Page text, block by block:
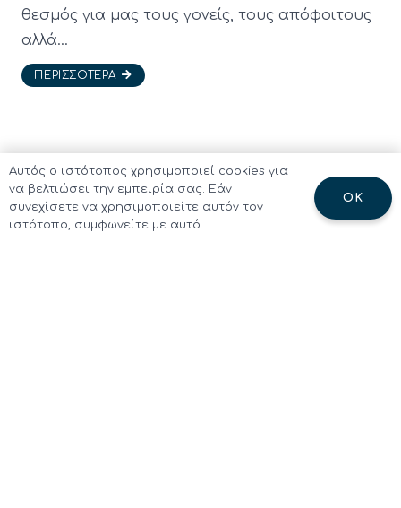
θεσμός για μας τους γονείς, τους απόφοιτους
αλλά…
ΠΕΡΙΣΣΌΤΕΡΑ
Αυτός ο ιστότοπος χρησιμοποιεί cookies για
να βελτιώσει την εμπειρία σας. Εάν
συνεχίσετε να χρησιμοποιείτε αυτόν τον
ιστότοπο, συμφωνείτε με αυτό.
OK